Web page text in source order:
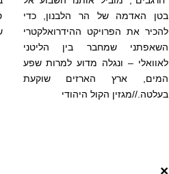
בטן האדמה של הר הלבנון, כדי
להכיר את הפרויקט ההידרואלקטרי
השאפתני שמחבר בין הליטני
לאוואלי – ונגלה מדוע למרות שפע
המים, ארץ הארזים שוקעת
בעלטה.//מגזין הקול היהודי
×